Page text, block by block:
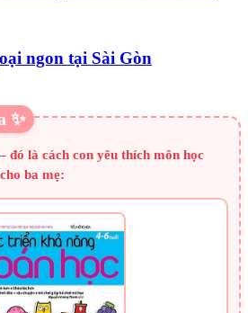
ngon tại Sài Gòn
✨
đó là cách con yêu thích môn học
ba mẹ: